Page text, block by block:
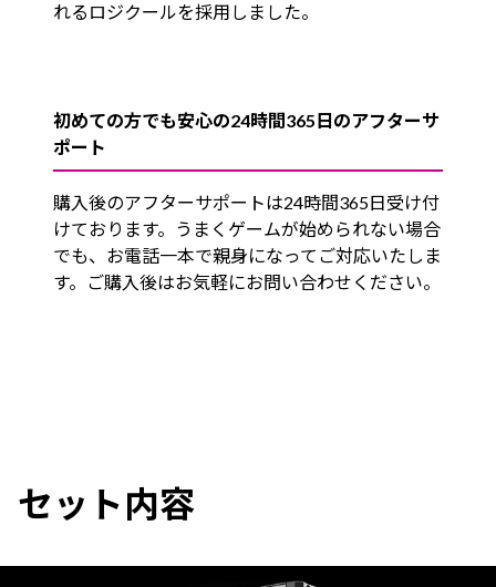
れるロジクールを採用しました。
初めての方でも安心の24時間365日のアフターサ
ポート
購入後のアフターサポートは24時間365日受け付
けております。うまくゲームが始められない場合
でも、お電話一本で親身になってご対応いたしま
す。ご購入後はお気軽にお問い合わせください。
セット内容